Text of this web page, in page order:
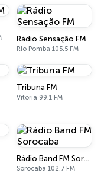
Rádio Sensação FM
Rio Pomba 105.5 FM
Tribuna FM
Vitória 99.1 FM
Rádio Band FM Sorocaba
Sorocaba 102.7 FM